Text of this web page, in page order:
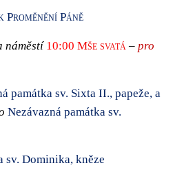
Proměnění Páně
náměstí 10:00 Mše svatá – pro
památka sv. Sixta II., papeže, a
Nezávazná památka sv.
sv. Dominika, kněze